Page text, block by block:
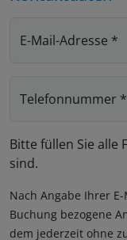
E-Mail-Adresse *
Telefonnummer *
Bitte füllen Sie alle
sind.
Nach Angabe Ihrer
Buchung bezogene
dem jederzeit ohne